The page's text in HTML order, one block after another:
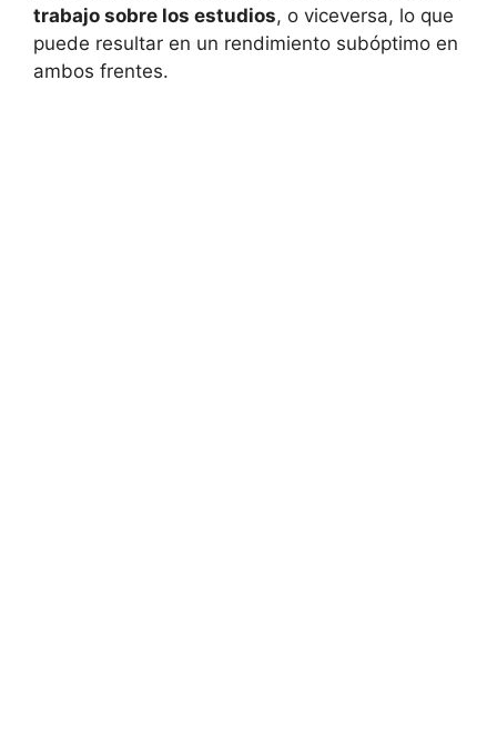
trabajo sobre los estudios, o viceversa, lo que
puede resultar en un rendimiento subóptimo en
ambos frentes.